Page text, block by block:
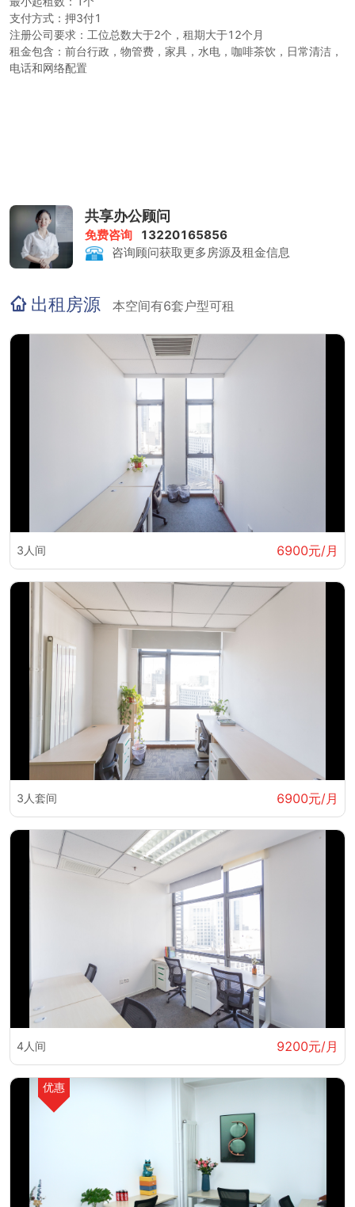
支付方式：押3付1
注册公司要求：工位总数大于2个，租期大于12个月
租金包含：前台行政，物管费，家具，水电，咖啡茶饮，日常清洁，
电话和网络配置
共享办公顾问
免费咨询
13220165856
咨询顾问获取更多房源及租金信息
出租房源 本空间有6套户型可租
3人间 6900元/月
3人套间 6900元/月
4人间 9200元/月
优惠